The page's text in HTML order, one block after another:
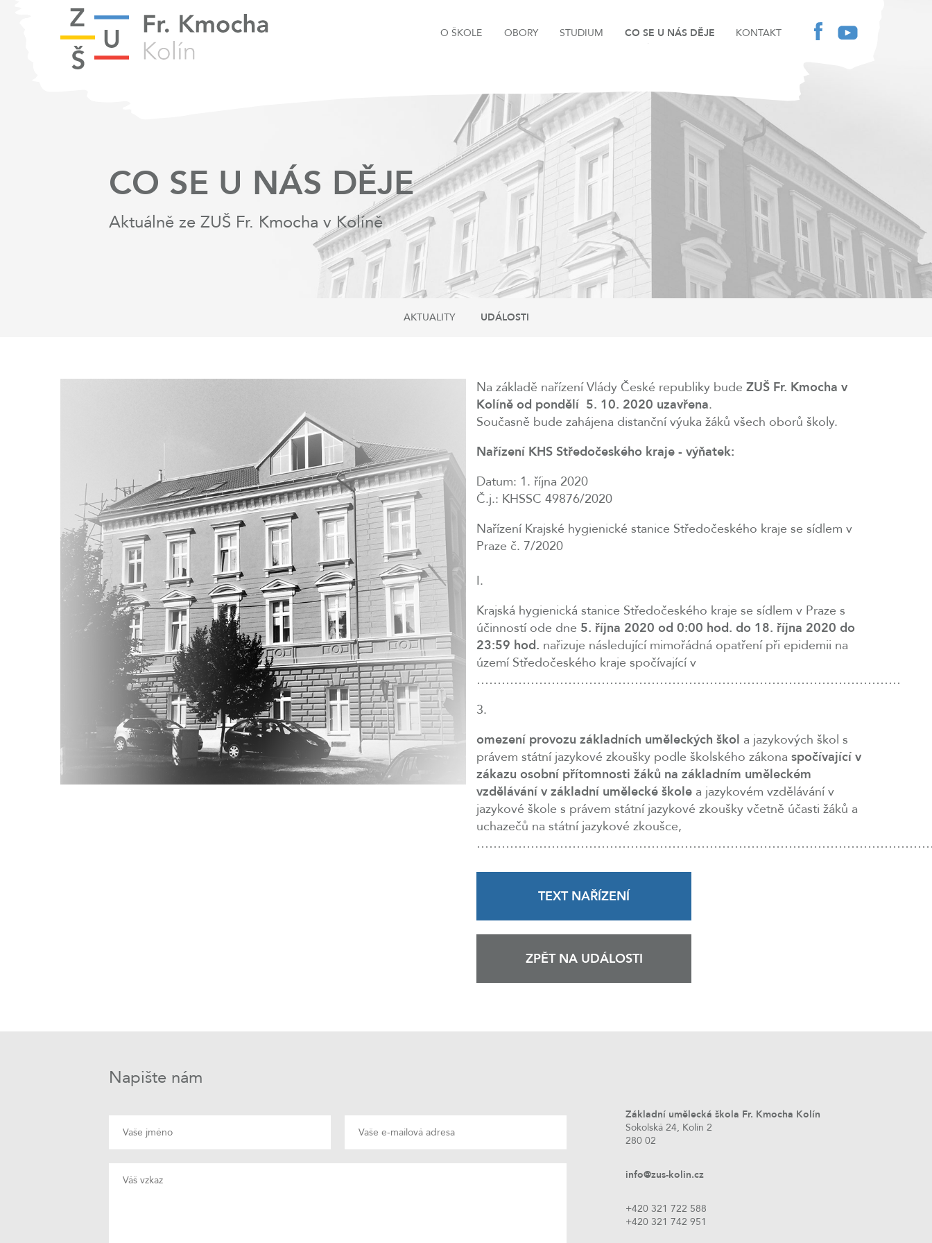
O ŠKOLE OBORY STUDIUM CO SE U NÁS DĚJE KONTAKT
CO SE U NÁS DĚJE
Aktuálně ze ZUŠ Fr. Kmocha v Kolíně
AKTUALITY UDÁLOSTI
Na základě nařízení Vlády České republiky bude ZUŠ Fr. Kmocha v
Kolíně od pondělí 5. 10. 2020 uzavřena.
Současně bude zahájena distanční výuka žáků všech oborů školy.
Nařízení KHS Středočeského kraje - výňatek:
Datum: 1. října 2020
Č.j.: KHSSC 49876/2020
Nařízení Krajské hygienické stanice Středočeského kraje se sídlem v
Praze č. 7/2020
I.
Krajská hygienická stanice Středočeského kraje se sídlem v Praze s
účinností ode dne 5. října 2020 od 0:00 hod. do 18. října 2020 do
23:59 hod. nařizuje následující mimořádná opatření při epidemii na
území Středočeského kraje spočívající v
…………………………………………………………………………………………
3.
omezení provozu základních uměleckých škol a jazykových škol s
právem státní jazykové zkoušky podle školského zákona spočívající v
zákazu osobní přítomnosti žáků na základním uměleckém
vzdělávání v základní umělecké škole a jazykovém vzdělávání v
jazykové škole s právem státní jazykové zkoušky včetně účasti žáků a
uchazečů na státní jazykové zkoušce,
TEXT NAŘÍZENÍ
ZPĚT NA UDÁLOSTI
Napište nám
Základní umělecká škola Fr. Kmocha Kolín
Sokolská 24, Kolín 2
280 02
info@zus-kolin.cz
+420 321 722 588
+420 321 742 951